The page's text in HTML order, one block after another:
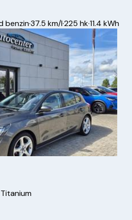
benzin·37.5 km/l·225 hk·11.4 kWh